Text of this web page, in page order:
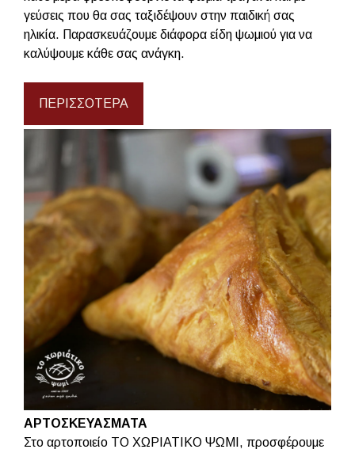
γεύσεις που θα σας ταξιδέψουν στην παιδική σας
ηλικία. Παρασκευάζουμε διάφορα είδη ψωμιού για να
καλύψουμε κάθε σας ανάγκη.
ΠΕΡΙΣΣΌΤΕΡΑ
ΑΡΤΟΣΚΕΥΑΣΜΑΤΑ
Στο αρτοποιείο ΤΟ ΧΩΡΙΑΤΙΚΟ ΨΩΜΙ, προσφέρουμε